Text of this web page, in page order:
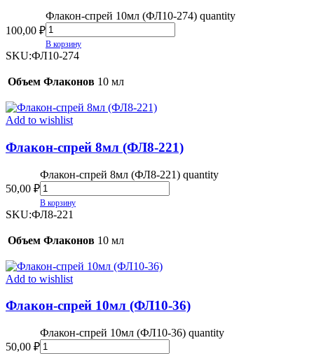
100,00 ₽
Флакон-спрей 10мл (ФЛ10-274) quantity
В корзину
SKU:ФЛ10-274
Объем Флаконов 10 мл
Add to wishlist
Флакон-спрей 8мл (ФЛ8-221)
50,00 ₽
Флакон-спрей 8мл (ФЛ8-221) quantity
В корзину
SKU:ФЛ8-221
Объем Флаконов 10 мл
Add to wishlist
Флакон-спрей 10мл (ФЛ10-36)
50,00 ₽
Флакон-спрей 10мл (ФЛ10-36) quantity